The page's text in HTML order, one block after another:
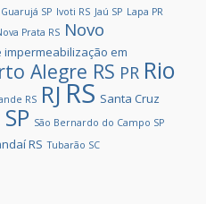
Guarujá SP Ivoti RS Jaú SP Lapa PR
Prata RS Novo
impermeabilização em
Alegre RS PR Rio
RS RJRS Santa Cruz
SP São Bernardo do Campo SP
RS Tubarão SC